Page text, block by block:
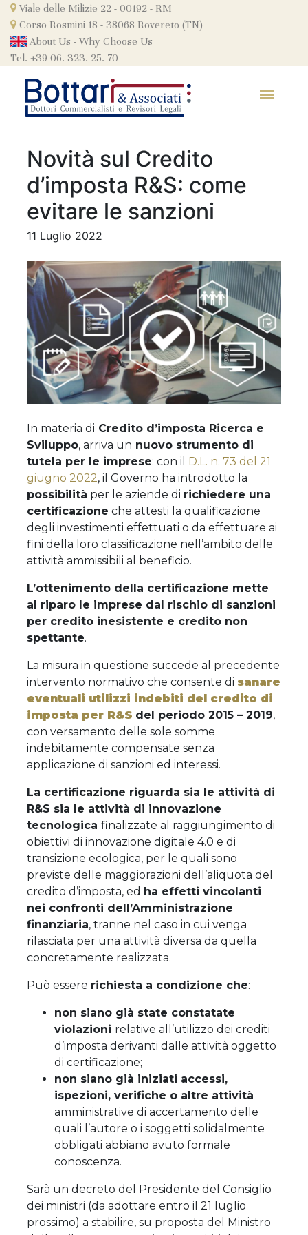
Skip
content
Viale delle Milizie 22 - 00192 - RM
Corso Rosmini 18 - 38068 Rovereto (TN)
About Us - Why Choose Us
Tel. +39 06. 323. 25. 70
Novità sul Credito
d’imposta R&S: come
evitare le sanzioni
11 Luglio 2022
In materia di Credito d’imposta Ricerca e
Sviluppo, arriva un nuovo strumento di
tutela per le imprese: con il D.L. n. 73 del 21
giugno 2022, il Governo ha introdotto la
possibilità per le aziende di richiedere una
certificazione che attesti la qualificazione
degli investimenti effettuati o da effettuare ai
fini della loro classificazione nell’ambito delle
attività ammissibili al beneficio.
L’ottenimento della certificazione mette
al riparo le imprese dal rischio di sanzioni
per credito inesistente e credito non
spettante.
La misura in questione succede al precedente
intervento normativo che consente di sanare
eventuali utilizzi indebiti del credito di
imposta per R&S del periodo 2015 – 2019,
con versamento delle sole somme
indebitamente compensate senza
applicazione di sanzioni ed interessi.
La certificazione riguarda sia le attività di
R&S sia le attività di innovazione
tecnologica finalizzate al raggiungimento di
obiettivi di innovazione digitale 4.0 e di
transizione ecologica, per le quali sono
previste delle maggiorazioni dell’aliquota del
credito d’imposta, ed ha effetti vincolanti
nei confronti dell’Amministrazione
finanziaria, tranne nel caso in cui venga
rilasciata per una attività diversa da quella
concretamente realizzata.
Può essere richiesta a condizione che:
non siano già state constatate
violazioni relative all’utilizzo dei crediti
d’imposta derivanti dalle attività oggetto
di certificazione;
non siano già iniziati accessi,
ispezioni, verifiche o altre attività
amministrative di accertamento delle
quali l’autore o i soggetti solidalmente
obbligati abbiano avuto formale
conoscenza.
Sarà un decreto del Presidente del Consiglio
dei ministri (da adottare entro il 21 luglio
prossimo) a stabilire, su proposta del Ministro